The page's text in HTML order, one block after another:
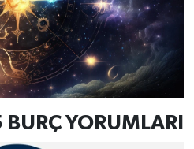
YORUMLARI